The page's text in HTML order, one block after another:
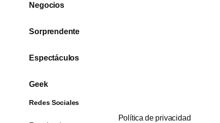
Negocios
Sorprendente
Espectáculos
Geek
Redes Sociales
Política de privacidad